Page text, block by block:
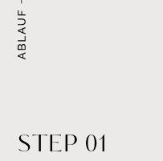
STEP 01